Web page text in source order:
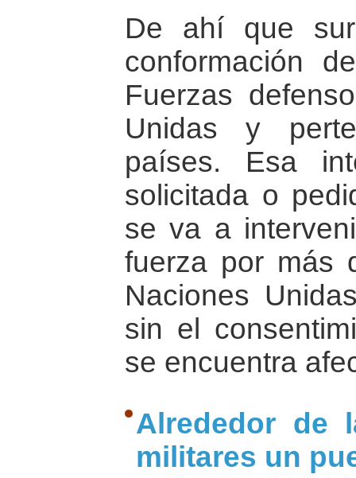
De ahí que
conformación
Fuerzas
Unidas y
países. Esa
solicitada o
se va a
fuerza por más
Naciones
sin el
se encuentra
Alrededor de
militares un